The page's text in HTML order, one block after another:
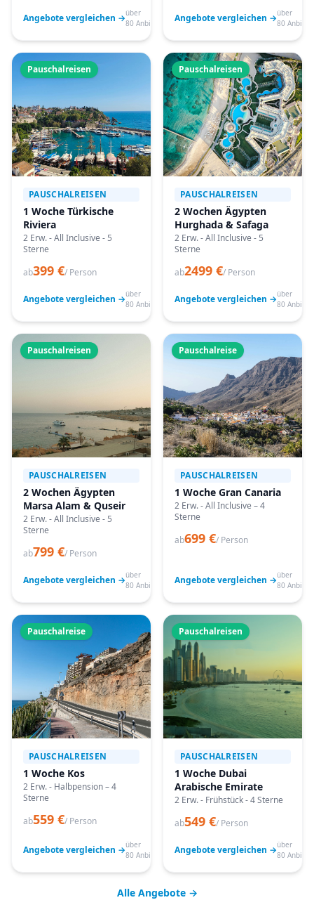
Angebote vergleichen →über
80 Anbieter
Angebote vergleichen →über
80
Pauschalreisen
PAUSCHALREISEN
1 Woche Türkische
Riviera
2 Erw. - All Inclusive - 5
Sterne
ab399 €/ Person
Angebote vergleichen →über
80 Anbieter
Pauschalreisen
PAUSCHALREISEN
2 Wochen Ägypten
Hurghada & Safaga
2 Erw. - All Inclusive - 5
Sterne
ab2499 €/ Person
Angebote vergleichen →über
80
Pauschalreisen
PAUSCHALREISEN
2 Wochen Ägypten
Marsa Alam & Quseir
2 Erw. - All Inclusive - 5
Sterne
ab799 €/ Person
Angebote vergleichen →über
80 Anbieter
Pauschalreise
PAUSCHALREISEN
1 Woche Gran Canaria
2 Erw. - All Inclusive – 4
Sterne
ab699 €/ Person
Angebote vergleichen →über
80
Pauschalreise
PAUSCHALREISEN
1 Woche Kos
2 Erw. - Halbpension – 4
Sterne
ab559 €/ Person
Angebote vergleichen →über
80 Anbieter
Pauschalreisen
PAUSCHALREISEN
1 Woche Dubai
Arabische Emirate
2 Erw. - Frühstück - 4 Sterne
ab549 €/ Person
Angebote vergleichen →über
80
Alle Angebote →